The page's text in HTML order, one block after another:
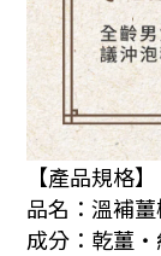
【產品規格】
品名： 溫補
成分： 乾薑